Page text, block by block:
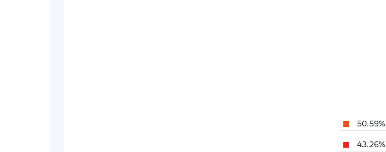
50.59%
43.26%